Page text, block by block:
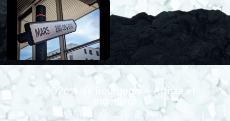
© 2026Alex Bourgeois – Artiste et
Ingénieur
Thème par Anders Norén